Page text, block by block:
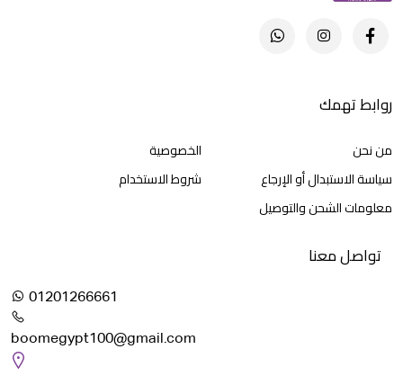
روابط تهمك
من نحن
الخصوصية
سياسة الاستبدال أو الإرجاع
شروط الاستخدام
معلومات الشحن والتوصيل
تواصل معنا
01201266661
boomegypt100@gmail.com